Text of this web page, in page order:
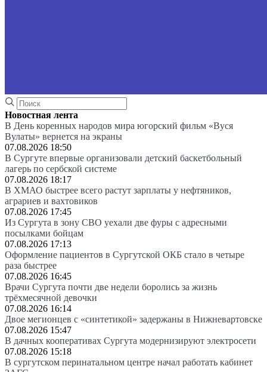
Новостная лента
В День коренных народов мира югорский фильм «Вуся
Вулаты» вернется на экраны
07.08.2026 18:50
В Сургуте впервые организовали детский баскетбольный
лагерь по сербской системе
07.08.2026 18:17
В ХМАО быстрее всего растут зарплаты у нефтяников,
аграриев и вахтовиков
07.08.2026 17:45
Из Сургута в зону СВО уехали две фуры с адресными
посылками бойцам
07.08.2026 17:13
Оформление пациентов в Сургутской ОКБ стало в четыре
раза быстрее
07.08.2026 16:45
Врачи Сургута почти две недели боролись за жизнь
трёхмесячной девочки
07.08.2026 16:14
Двое мегионцев с «синтетикой» задержаны в Нижневартовске
07.08.2026 15:47
В дачных кооперативах Сургута модернизируют электросети
07.08.2026 15:18
В сургутском перинатальном центре начал работать кабинет